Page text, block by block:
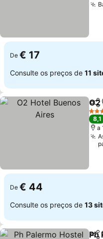
De € 17
Consulte os preços de 11
O2
3
8,1
a
De € 44
Consulte os preços de 13
Ph